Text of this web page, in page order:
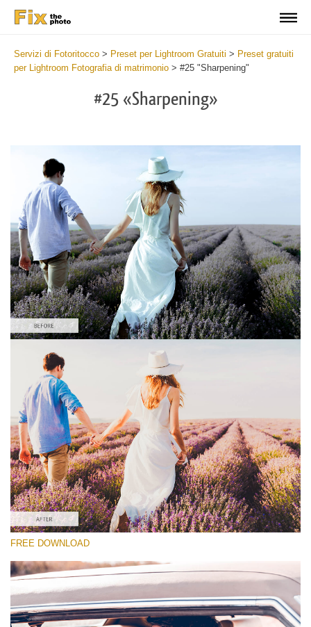
Servizi di Fotoritocco > Preset per Lightroom Gratuiti > Preset gratuiti
per Lightroom Fotografia di matrimonio > #25 "Sharpening"
#25 «Sharpening»
Si prega di Selezionare
Free Wedding Preset #25
Cinematic Colors
(40 Lr Presets)
Must-Have Collection
(1432 Lr Presets)
Entire Collection
(2067 Lr Presets)
Download Gratuito
FREE DOWNLOAD